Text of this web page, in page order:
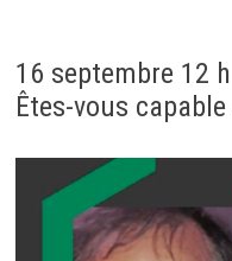
16 septembre 12
Êtes-vous